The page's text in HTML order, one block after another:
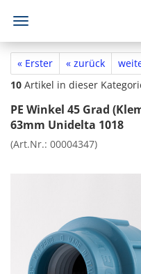
« Erster « zurück
10 Artikel in dieser
PE Winkel 45 Grad
63mm Unidelta 1018
(Art.Nr.: 00004347)